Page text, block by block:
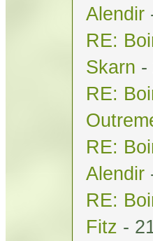
Alendir
RE:
Skarn -
RE:
RE:
Alendir
RE:
Fitz -